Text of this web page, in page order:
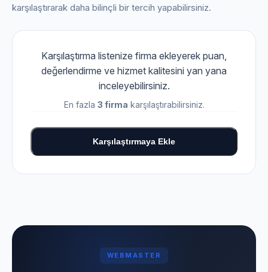
karşılaştırarak daha bilinçli bir tercih yapabilirsiniz.
Karşılaştırma listenize firma ekleyerek puan,
değerlendirme ve hizmet kalitesini yan yana
inceleyebilirsiniz.
En fazla 3 firma karşılaştırabilirsiniz.
Karşılaştırmaya Ekle
WEBMASTER